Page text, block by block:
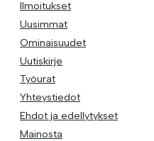
Ilmoitukset
Uusimmat
Ominaisuudet
Uutiskirje
Työurat
Yhteystiedot
Ehdot ja edellytykset
Mainosta